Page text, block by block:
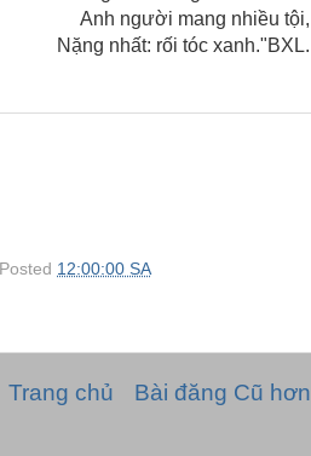
Anh người mang nhiều tội,
Nặng nhất: rối tóc xanh."BXL.
Posted 12:00:00 SA
Bài đăng Cũ hơn
Trang chủ